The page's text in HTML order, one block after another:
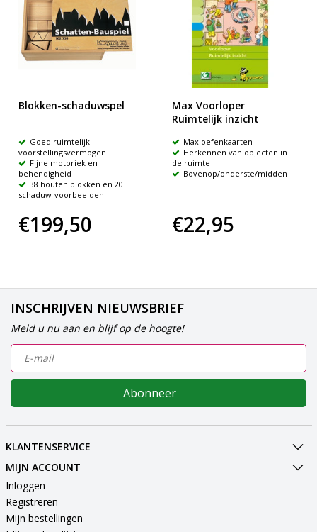
Blokken-schaduwspel
Goed ruimtelijk
voorstellingsvermogen
Fijne motoriek en
behendigheid
38 houten blokken en 20
schaduw-voorbeelden
€199,50
Max Voorloper
Ruimtelijk inzicht
Max oefenkaarten
Herkennen van objecten in
de ruimte
Bovenop/onderste/midden
€22,95
INSCHRIJVEN NIEUWSBRIEF
Meld u nu aan en blijf op de hoogte!
Abonneer
KLANTENSERVICE
MIJN ACCOUNT
Inloggen
Registreren
Mijn bestellingen